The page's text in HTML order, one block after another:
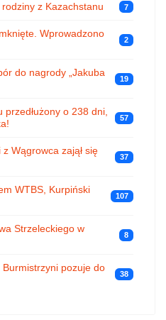
z Kazachstanu 7
Wprowadzono
2
do nagrody „Jakuba
19
o 238 dni,
57
Wągrowca zajął się
37
WTBS, Kurpiński
107
Strzeleckiego w
8
Burmistrzyni pozuje do
38